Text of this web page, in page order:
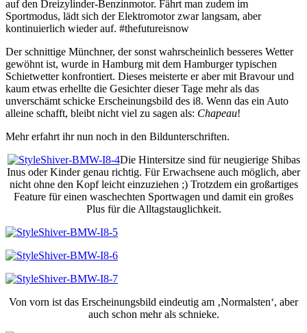
auf den Dreizylinder-Benzinmotor. Fährt man zudem im
Sportmodus, lädt sich der Elektromotor zwar langsam, aber
kontinuierlich wieder auf. #thefutureisnow
Der schnittige Münchner, der sonst wahrscheinlich besseres Wetter
gewöhnt ist, wurde in Hamburg mit dem Hamburger typischen
Schietwetter konfrontiert. Dieses meisterte er aber mit Bravour und
kaum etwas erhellte die Gesichter dieser Tage mehr als das
unverschämt schicke Erscheinungsbild des i8. Wenn das ein Auto
alleine schafft, bleibt nicht viel zu sagen als: Chapeau!
Mehr erfahrt ihr nun noch in den Bildunterschriften.
Die Hintersitze sind für neugierige Shibas
Inus oder Kinder genau richtig. Für Erwachsene auch möglich, aber
nicht ohne den Kopf leicht einzuziehen ;) Trotzdem ein großartiges
Feature für einen waschechten Sportwagen und damit ein großes
Plus für die Alltagstauglichkeit.
Von vorn ist das Erscheinungsbild eindeutig am ‚Normalsten‘, aber
auch schon mehr als schnieke.